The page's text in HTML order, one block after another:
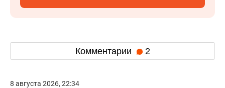
Комментарии 2
8 августа 2026, 22:34